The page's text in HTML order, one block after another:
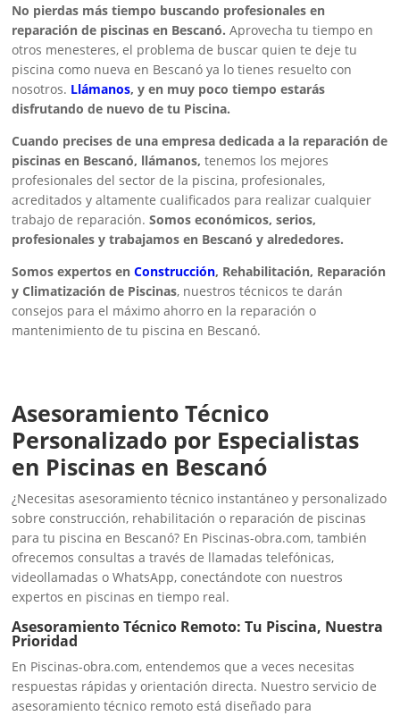
No pierdas más tiempo buscando profesionales en
reparación de piscinas en Bescanó. Aprovecha tu tiempo en
otros menesteres, el problema de buscar quien te deje tu
piscina como nueva en Bescanó ya lo tienes resuelto con
nosotros. Llámanos, y en muy poco tiempo estarás
disfrutando de nuevo de tu Piscina.
Cuando precises de una empresa dedicada a la reparación de
piscinas en Bescanó, llámanos, tenemos los mejores
profesionales del sector de la piscina, profesionales,
acreditados y altamente cualificados para realizar cualquier
trabajo de reparación.Somos económicos, serios,
profesionales y trabajamos en Bescanó y alrededores.
Somos expertos enConstrucción, Rehabilitación, Reparación
y Climatización de Piscinas, nuestros técnicos te darán
consejos para el máximo ahorro en la reparación o
mantenimiento de tu piscina en Bescanó.
Asesoramiento Técnico
Personalizado por Especialistas
en Piscinas en Bescanó
¿Necesitas asesoramiento técnico instantáneo y personalizado
sobre construcción, rehabilitación o reparación de piscinas
para tu piscina en Bescanó? En Piscinas-obra.com, también
ofrecemos consultas a través de llamadas telefónicas,
videollamadas o WhatsApp, conectándote con nuestros
expertos en piscinas en tiempo real.
Asesoramiento Técnico Remoto: Tu Piscina, Nuestra
Prioridad
En Piscinas-obra.com, entendemos que a veces necesitas
respuestas rápidas y orientación directa. Nuestro servicio de
asesoramiento técnico remoto está diseñado para